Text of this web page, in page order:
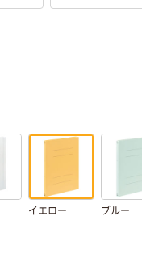
イエロー ブルー